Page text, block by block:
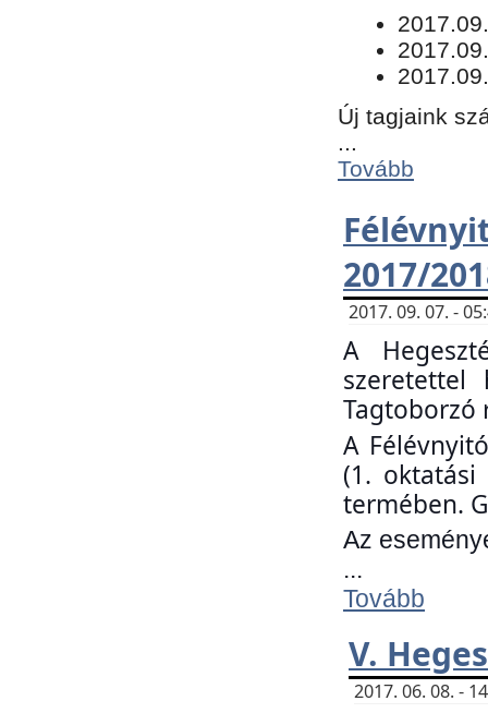
Új tagjaink
Tovább
2017/
2017. 09. 07. -
A
Tagtoborzó
A
(1. oktatási
termében.
Az
...
Tovább
V.
2017. 06. 08. -